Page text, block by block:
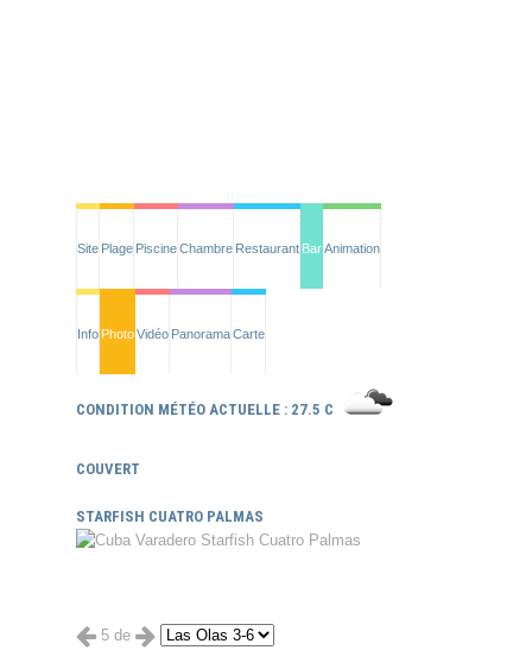
Site Plage PiscineChambre Restaurant BarAnimation
Info PhotoVidéo PanoramaCarte
CONDITION MÉTÉO ACTUELLE : 27.5 C
COUVERT
STARFISH CUATRO PALMAS
5 de